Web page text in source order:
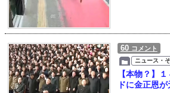
60 コメント
ニュース・
【本物？】
ドに金正恩